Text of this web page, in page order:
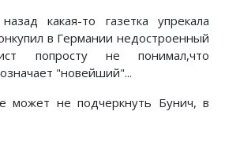
какая-то газетка упрекала
в Германии недостроенный
попросту не понимал,что
"новейший"...
может не подчеркнуть Бунич, в